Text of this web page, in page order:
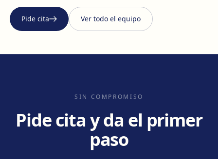
Pide cita Ver todo el equipo
SIN COMPROMISO
Pide cita y da el primer
paso